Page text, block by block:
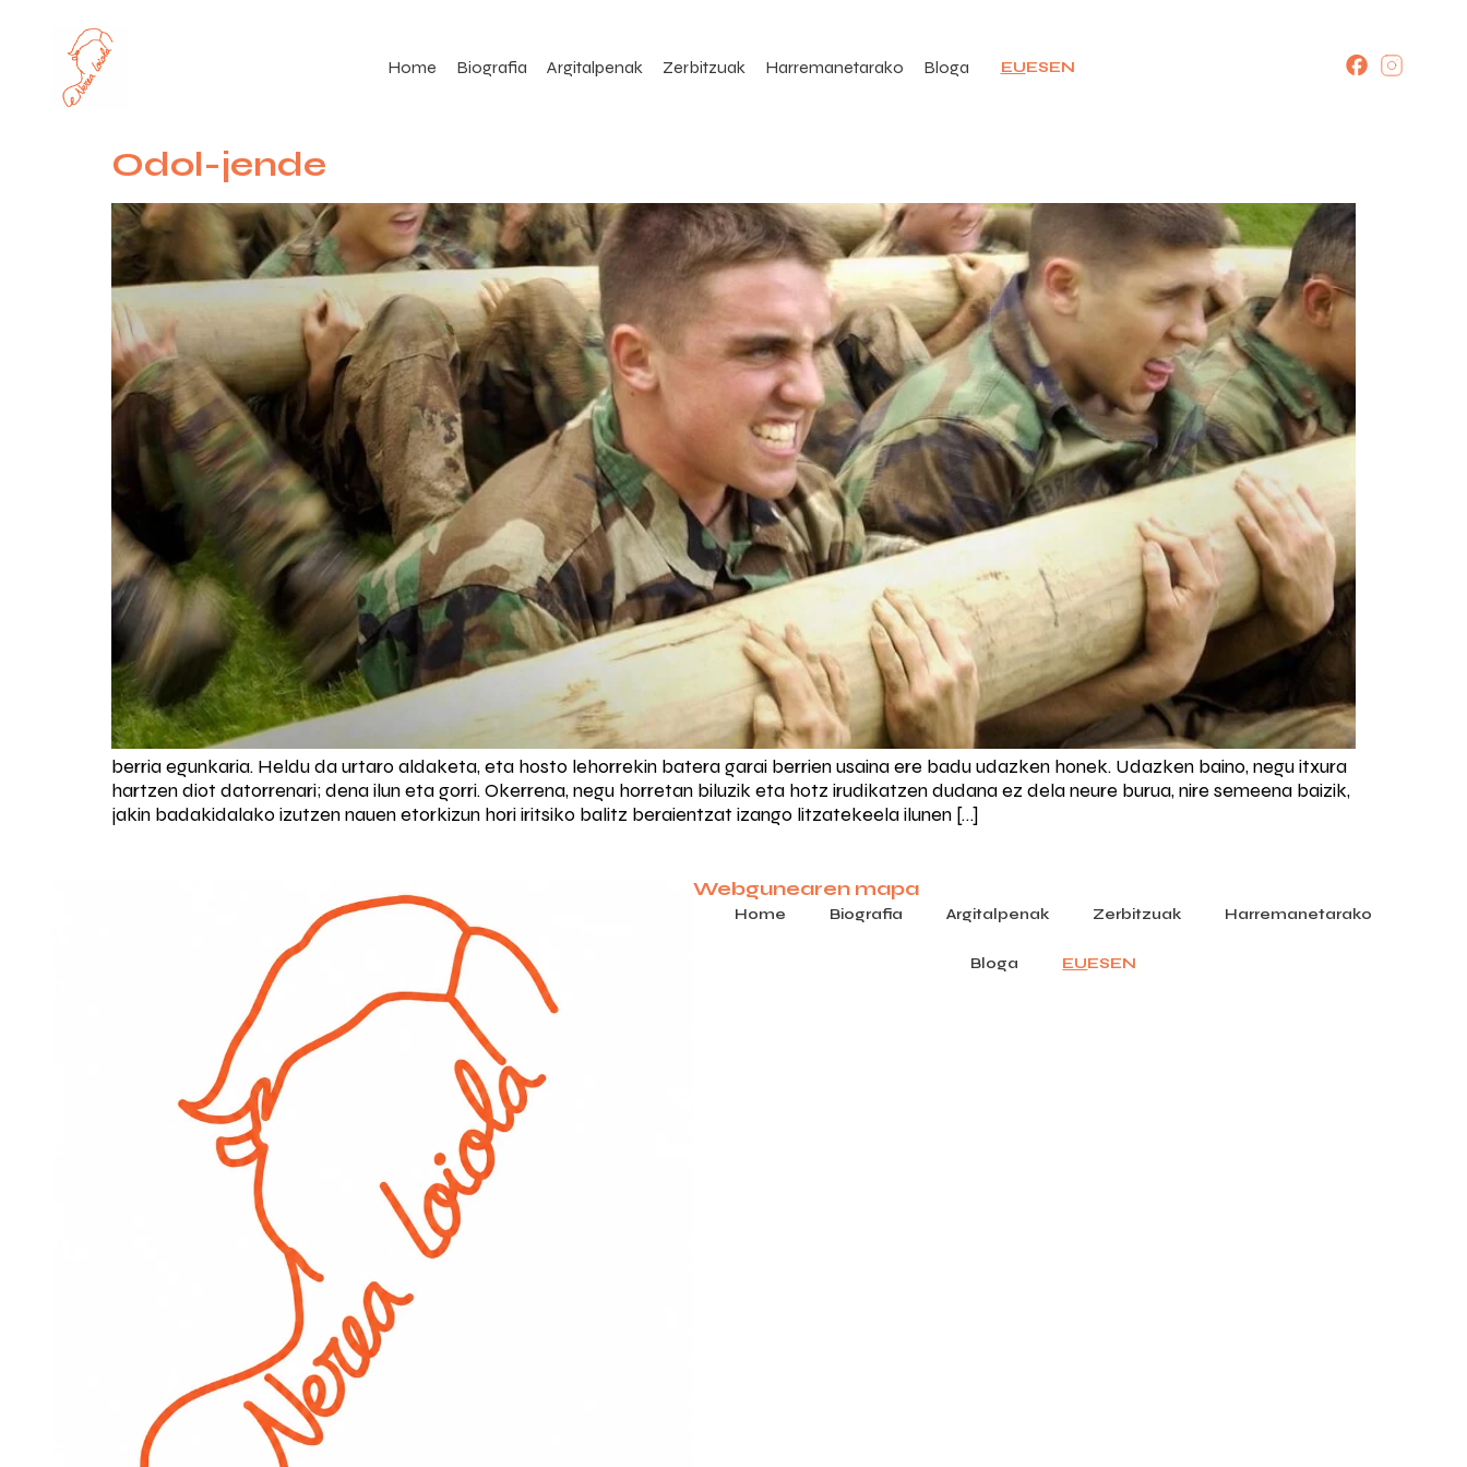
Home Biografia Argitalpenak Zerbitzuak Harremanetarako Bloga EUESEN
Odol-jende
berria egunkaria. Heldu da urtaro aldaketa, eta hosto lehorrekin batera garai berrien usaina ere badu udazken honek. Udazken baino, negu itxura
hartzen diot datorrenari; dena ilun eta gorri. Okerrena, negu horretan biluzik eta hotz irudikatzen dudana ez dela neure burua, nire semeena baizik,
jakin badakidalako izutzen nauen etorkizun hori iritsiko balitz beraientzat izango litzatekeela ilunen […]
Webgunearen mapa
Home Biografia Argitalpenak Zerbitzuak Harremanetarako
Bloga EUESEN